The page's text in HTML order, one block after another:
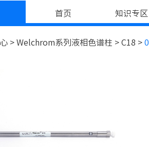
首页 知识专区
> Welchrom系列液相色谱柱 > C18 >